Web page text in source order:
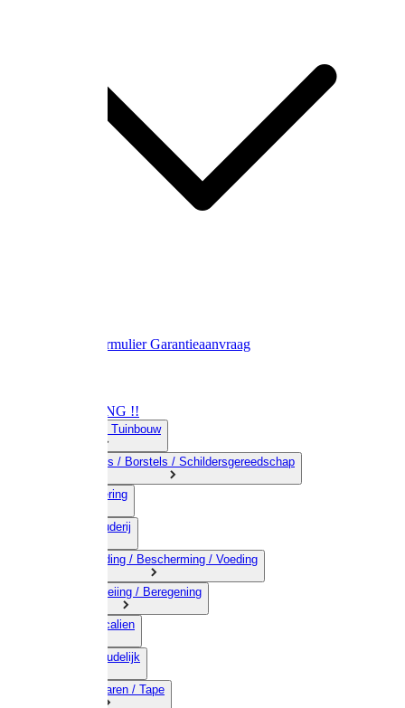
RetourformulierGarantieaanvraag
OPRUIMING !!
01) Land-& Tuinbouw
02) Bezems / Borstels / Schildersgereedschap
03) Afrastering
04) Veehouderij
05) Bestrijding / Bescherming / Voeding
06) Besproeiing / Beregening
07) Chemicalien
08) Huishoudelijk
09) Touwwaren / Tape